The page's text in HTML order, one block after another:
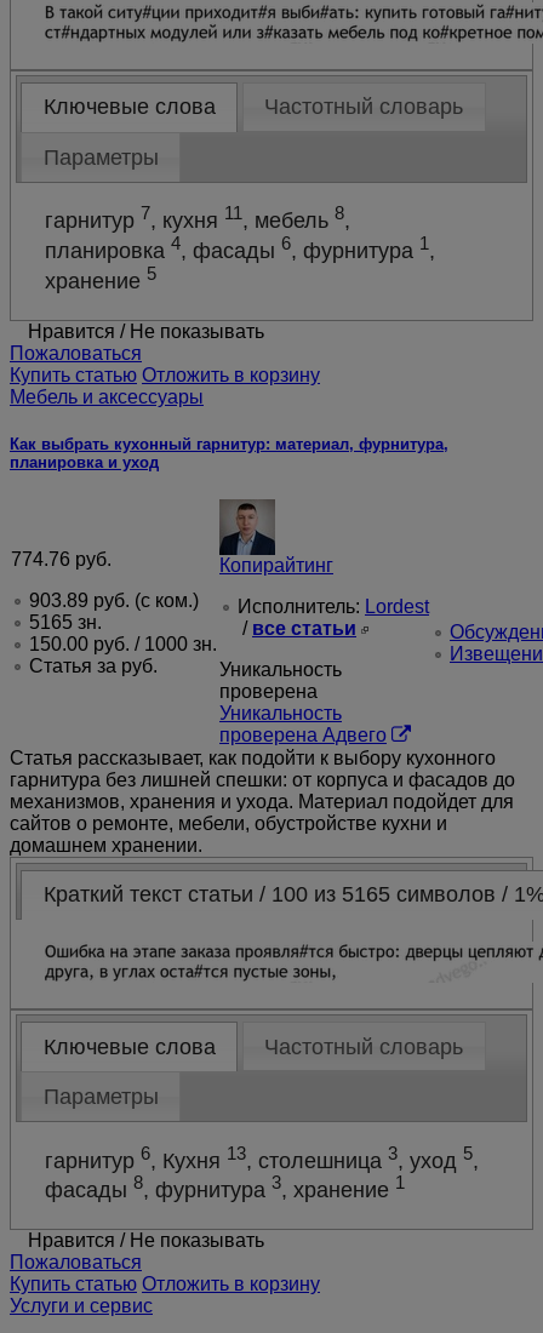
PRO
Omuk
Dmitry44
Milenium099
Ale159
Lavrik1987
PRO
Alenka_M
Ellrian10
Inessa85
Timo4ka
dragon1476
Ключевые слова Частотный словарь
Параметры
гарнитур 7, кухня 11, мебель8,
планировка4, фасады6, фурнитура 1,
хранение 5
Нравится / Не показывать
Пожаловаться
Купить статью Отложить в корзину
Мебель и аксессуары
Как выбрать кухонный гарнитур: материал, фурнитура,
планировка и уход
774.76 руб.
903.89 руб. (с ком.)
5165 зн.
150.00 руб. / 1000 зн.
Статья за руб.
Копирайтинг
Исполнитель: Lordest
/ все статьи
Уникальность
проверена
Уникальность
проверена Адвего
Статья рассказывает, как подойти к выбору кухонного
гарнитура без лишней спешки: от корпуса и фасадов до
механизмов, хранения и ухода. Материал подойдет для
сайтов о ремонте, мебели, обустройстве кухни и
домашнем хранении.
Краткий текст статьи / 100 из 5165 символов /
Ключевые слова Частотный словарь
Параметры
гарнитур6, Кухня 13, столешница3, уход 5,
фасады8, фурнитура3, хранение 1
Нравится / Не показывать
Пожаловаться
Купить статью Отложить в корзину
Услуги и сервис